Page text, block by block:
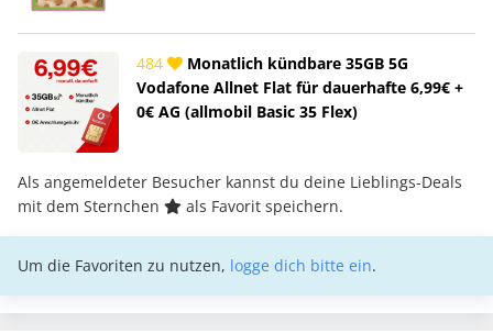
484
Monatlich kündbare 35GB 5G
Vodafone Allnet Flat für dauerhafte 6,99€ +
0€ AG (allmobil Basic 35 Flex)
Als angemeldeter Besucher kannst du deine Lieblings-Deals
mit dem Sternchen
als Favorit speichern.
Um die Favoriten zu nutzen, logge dich bitte ein.